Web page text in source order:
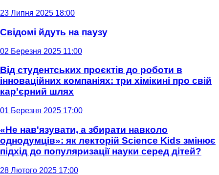
23 Липня 2025 18:00
Свідомі йдуть на паузу
02 Березня 2025 11:00
Від студентських проєктів до роботи в
інноваційних компаніях: три хімікині про свій
кар'єрний шлях
01 Березня 2025 17:00
«Не нав'язувати, а збирати навколо
однодумців»: як лекторій Science Kids змінює
підхід до популяризації науки серед дітей?
28 Лютого 2025 17:00